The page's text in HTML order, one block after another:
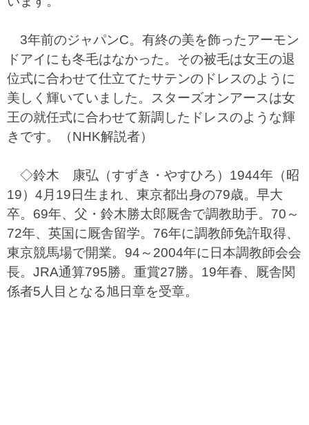
3年前のジャパンC。有終の美を飾ったアーモン
ドアイにも冬毛はなかった。その被毛は女王の退
位式に合わせて仕立てたサテンのドレスのように
美しく輝いていました。スターズオンアースは女
王の就任式に合わせて新調したドレスのような輝
きです。（NHK解説者）
◇鈴木 康弘（すずき・やすひろ）1944年（昭
19）4月19日生まれ、東京都出身の79歳。早大
卒。69年、父・鈴木勝太郎厩舎で調教助手。70～
72年、英国に厩舎留学。76年に調教師免許取得、
東京競馬場で開業。94～2004年に日本調教師会会
長。JRA通算795勝。重賞27勝。19年春、厩舎関
係者5人目となる旭日章を受章。